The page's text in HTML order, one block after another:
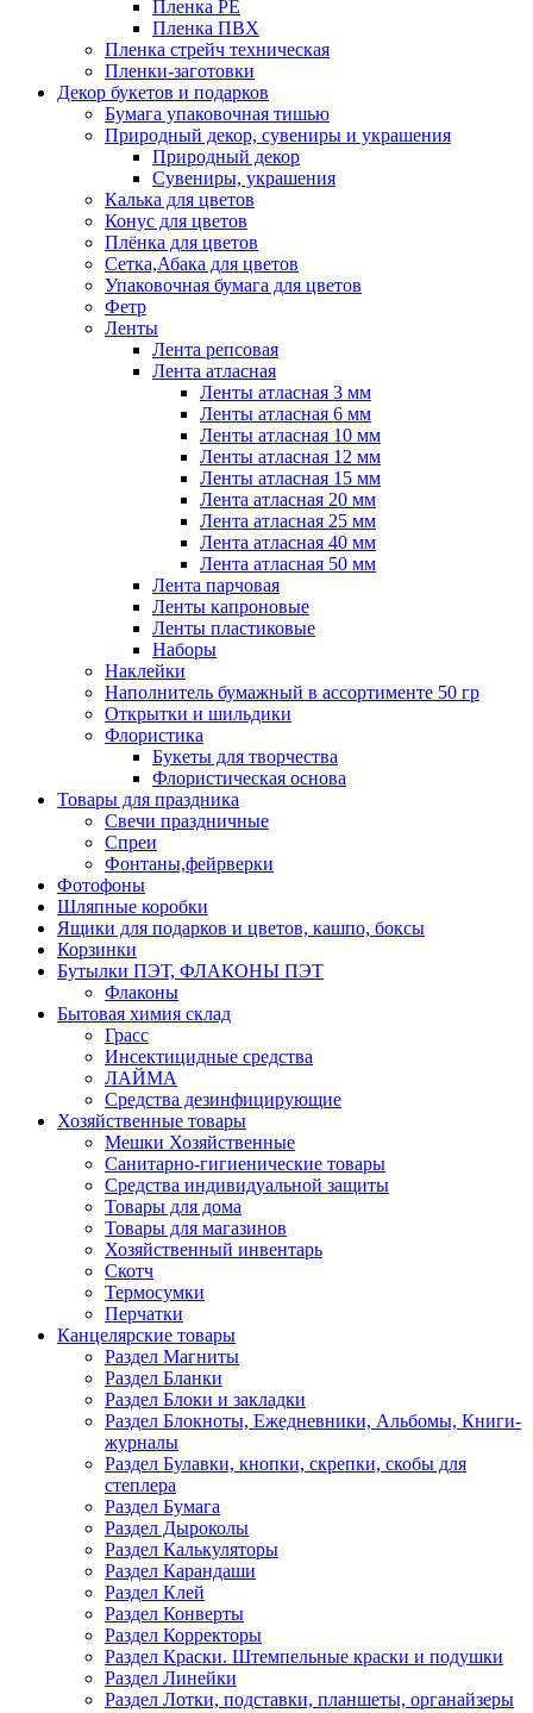
Пленка PE
Пленка ПВХ
Пленка стрейч техническая
Пленки-заготовки
Декор букетов и подарков
Бумага упаковочная тишью
Природный декор, сувениры и украшения
Природный декор
Сувениры, украшения
Калька для цветов
Конус для цветов
Плёнка для цветов
Сетка,Абака для цветов
Упаковочная бумага для цветов
Фетр
Ленты
Лента репсовая
Лента атласная
Ленты атласная 3 мм
Ленты атласная 6 мм
Ленты атласная 10 мм
Ленты атласная 12 мм
Ленты атласная 15 мм
Лента атласная 20 мм
Лента атласная 25 мм
Лента атласная 40 мм
Лента атласная 50 мм
Лента парчовая
Ленты капроновые
Ленты пластиковые
Наборы
Наклейки
Наполнитель бумажный в ассортименте 50 гр
Открытки и шильдики
Флористика
Букеты для творчества
Флористическая основа
Товары для праздника
Свечи праздничные
Спреи
Фонтаны,фейрверки
Фотофоны
Шляпные коробки
Ящики для подарков и цветов, кашпо, боксы
Корзинки
Бутылки ПЭТ, ФЛАКОНЫ ПЭТ
Флаконы
Бытовая химия склад
Грасс
Инсектицидные средства
ЛАЙМА
Средства дезинфицирующие
Хозяйственные товары
Мешки Хозяйственные
Санитарно-гигиенические товары
Средства индивидуальной защиты
Товары для дома
Товары для магазинов
Хозяйственный инвентарь
Скотч
Термосумки
Перчатки
Канцелярские товары
Раздел Магниты
Раздел Бланки
Раздел Блоки и закладки
Раздел Блокноты, Ежедневники, Альбомы, Книги-
журналы
Раздел Булавки, кнопки, скрепки, скобы для
степлера
Раздел Бумага
Раздел Дыроколы
Раздел Калькуляторы
Раздел Карандаши
Раздел Клей
Раздел Конверты
Раздел Корректоры
Раздел Краски. Штемпельные краски и подушки
Раздел Линейки
Раздел Лотки, подставки, планшеты, органайзеры